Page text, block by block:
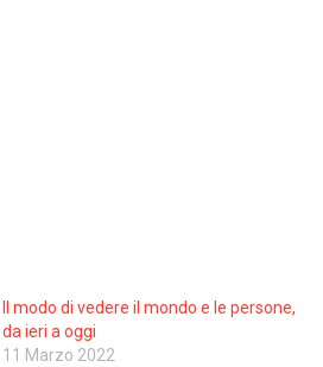
Il modo di vedere il mondo e le persone,
da ieri a oggi
11 Marzo 2022